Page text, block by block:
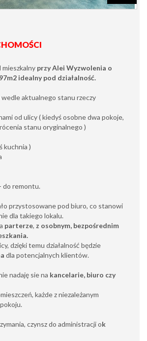
mieszkalny przy Alei Wyzwolenia o
idealny pod działalność.
aktualnego stanu rzeczy
od ulicy ( kiedyś osobne dwa pokoje,
stanu oryginalnego )
kuchnia )
do remontu.
przystosowane pod biuro, co stanowi
dla takiego lokalu.
parterze, z osobnym, bezpośrednim
dzięki temu działalność będzie
dla potencjalnych klientów.
nadaję sie na kancelarie, biuro czy
każde z niezależanym
czynsz do administracji ok